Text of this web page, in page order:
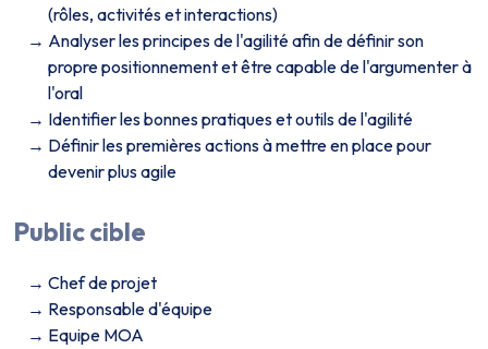
(rôles, activités et interactions)
Analyser les principes de l'agilité afin de définir son
propre positionnement et être capable de l'argumenter à
l'oral
Identifier les bonnes pratiques et outils de l'agilité
Définir les premières actions à mettre en place pour
devenir plus agile
Public cible
Chef de projet
Responsable d'équipe
Equipe MOA